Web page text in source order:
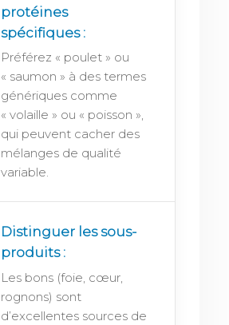
protéines
spécifiques :
Préférez « poulet » ou
« saumon » à des termes
génériques comme
« volaille » ou « poisson »,
qui peuvent cacher des
mélanges de qualité
variable.
Distinguer les sous-
produits :
Les bons (foie, cœur,
rognons) sont
d’excellentes sources de